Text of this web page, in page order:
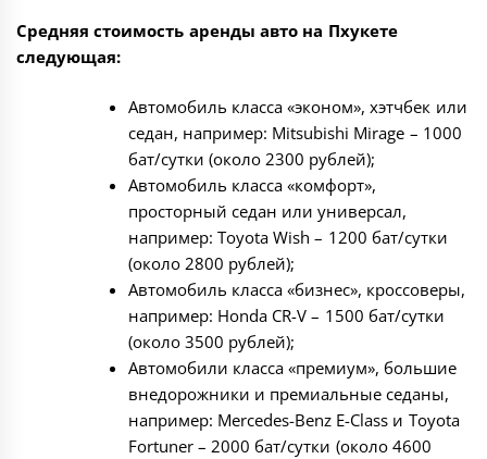
Средняя стоимость аренды авто на Пхукете
следующая:
Автомобиль класса «эконом», хэтчбек или
седан, например: Mitsubishi Mirage – 1000
бат/сутки (около 2300 рублей);
Автомобиль класса «комфорт»,
просторный седан или универсал,
например: Toyota Wish – 1200 бат/сутки
(около 2800 рублей);
Автомобиль класса «бизнес», кроссоверы,
например: Honda CR-V – 1500 бат/сутки
(около 3500 рублей);
Автомобили класса «премиум», большие
внедорожники и премиальные седаны,
например: Mercedes-Benz E-Class и Toyota
Fortuner – 2000 бат/сутки (около 4600